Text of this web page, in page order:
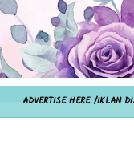
ADVERTISE HERE /IKLAN